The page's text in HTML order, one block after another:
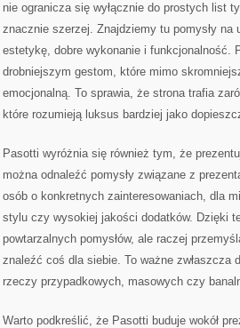
nie ogranicza się wyłącznie do prostych list
znacznie szerzej. Znajdziemy tu pomysły
estetykę, dobre wykonanie i funkcjonalność.
drobniejszym gestom, które mimo
emocjonalną. To sprawia, że strona trafia
które rozumieją luksus bardziej jako
Pasotti wyróżnia się również tym, że
można odnaleźć pomysły związane z
osób o konkretnych zainteresowaniach, dla
stylu czy wysokiej jakości dodatków. Dzięki
powtarzalnych pomysłów, ale raczej
znaleźć coś dla siebie. To ważne
rzeczy przypadkowych, masowych czy
Warto podkreślić, że Pasotti buduje wokół